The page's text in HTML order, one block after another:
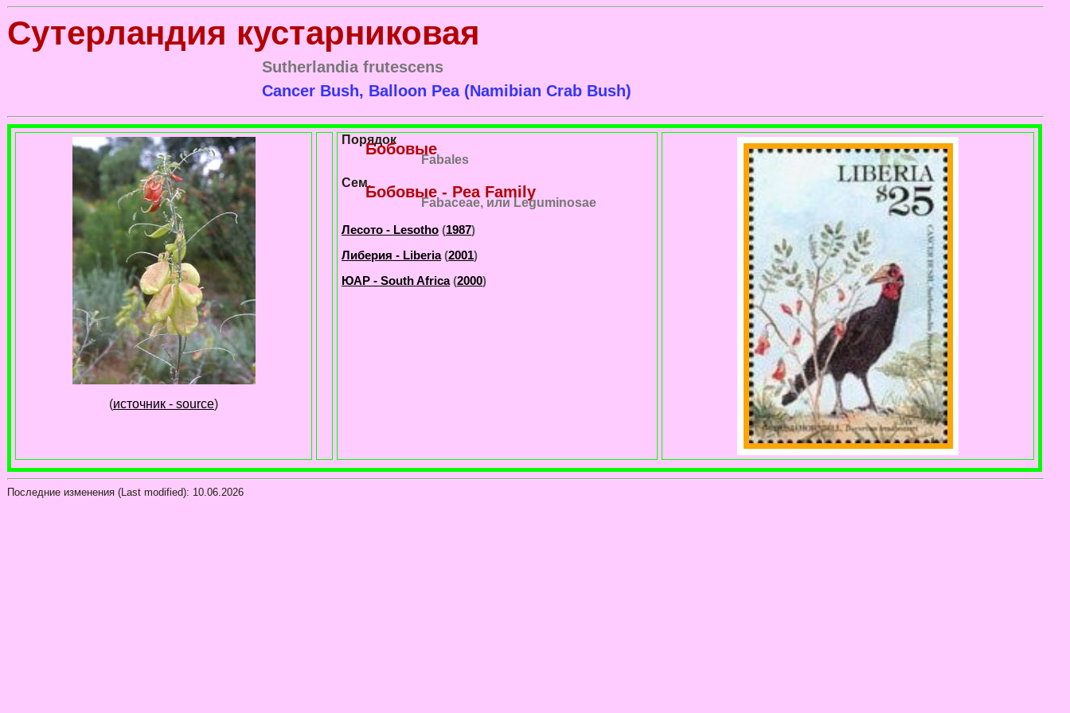
Сутерландия кустарниковая
Sutherlandia frutescens
Cancer Bush, Balloon Pea (Namibian Crab Bush)
(источник - source)
Порядок
Бобовые
Fabales
Сем.
Бобовые - Pea Family
Fabaceae, или Leguminosae
Лесото - Lesotho (1987)
Либерия - Liberia(2001)
ЮАР - South Africa(2000)
Последние изменения (Last modified): 10.06.2026